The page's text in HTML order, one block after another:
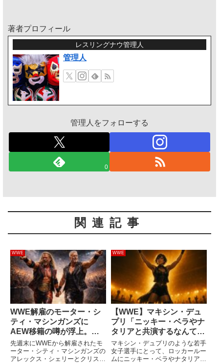
著者プロフィール
レスリングナウ管理人
管理人
管理人をフォローする
0
関連記事
WWE
WWE解雇のモーター・シ
ティ・マシンガンズに
AEW移籍の噂が浮上。今
後のキャリアはどうなる？
先週末にWWEから解雇されたモ
ーター・シティ・マシンガンズの
アレックス・シェリーとクリス・
WWE
【WWE】マキシン・デュ
プリ「ニッキー・ベラやナ
タリアと共演するなんて…
Total Divasファンの夢だ
ね」
マキシン・デュプリのような若手
女子選手にとって、ロッカールー
ムにニッキー・ベラやナタリアの